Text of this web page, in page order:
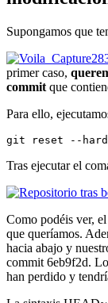
Supongamos que
primer caso,
commit que
Para ello,
git reset --hard
Tras ejecutar el
Como podéis ver,
que queríamos.
hacia abajo y
commit 6eb9f2d.
han perdido y